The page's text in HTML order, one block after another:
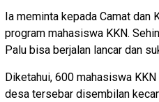
Ia meminta kepada Camat dan
program mahasiswa KKN.
Palu bisa berjalan lancar dan
Diketahui, 600 mahasiswa
desa tersebar disembilan